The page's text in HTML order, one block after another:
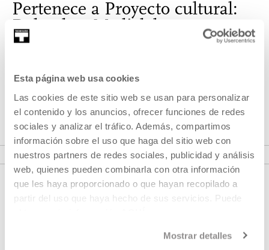
Esta página web usa cookies
Las cookies de este sitio web se usan para personalizar
el contenido y los anuncios, ofrecer funciones de redes
sociales y analizar el tráfico. Además, compartimos
información sobre el uso que haga del sitio web con
nuestros partners de redes sociales, publicidad y análisis
web, quienes pueden combinarla con otra información
que les haya proporcionado o que hayan recopilado a
partir del uso que haya hecho de sus servicios. Puede
Mostrar detalles
Pertenece a Proyecto cultural:
Del aula a Medialab: proyectos
con escuelas
y llevar a cabo conjuntamente un proyecto en Medialab de
Tabakalera.
VER PROYECTO CULTURAL